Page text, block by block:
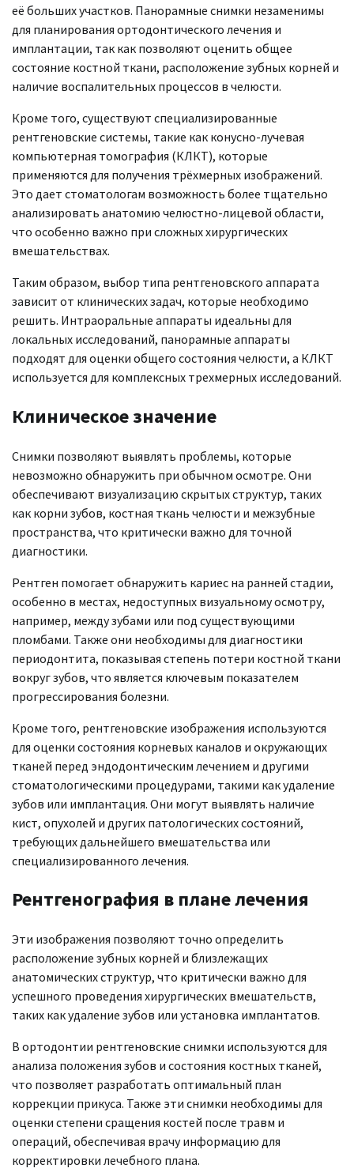
её больших участков. Панорамные снимки незаменимы
для планирования ортодонтического лечения и
имплантации, так как позволяют оценить общее
состояние костной ткани, расположение зубных корней и
наличие воспалительных процессов в челюсти.
Кроме того, существуют специализированные
рентгеновские системы, такие как конусно-лучевая
компьютерная томография (КЛКТ), которые
применяются для получения трёхмерных изображений.
Это дает стоматологам возможность более тщательно
анализировать анатомию челюстно-лицевой области,
что особенно важно при сложных хирургических
вмешательствах.
Таким образом, выбор типа рентгеновского аппарата
зависит от клинических задач, которые необходимо
решить. Интраоральные аппараты идеальны для
локальных исследований, панорамные аппараты
подходят для оценки общего состояния челюсти, а КЛКТ
используется для комплексных трехмерных исследований.
Клиническое значение
Снимки позволяют выявлять проблемы, которые
невозможно обнаружить при обычном осмотре. Они
обеспечивают визуализацию скрытых структур, таких
как корни зубов, костная ткань челюсти и межзубные
пространства, что критически важно для точной
диагностики.
Рентген помогает обнаружить кариес на ранней стадии,
особенно в местах, недоступных визуальному осмотру,
например, между зубами или под существующими
пломбами. Также они необходимы для диагностики
периодонтита, показывая степень потери костной ткани
вокруг зубов, что является ключевым показателем
прогрессирования болезни.
Кроме того, рентгеновские изображения используются
для оценки состояния корневых каналов и окружающих
тканей перед эндодонтическим лечением и другими
стоматологическими процедурами, такими как удаление
зубов или имплантация. Они могут выявлять наличие
кист, опухолей и других патологических состояний,
требующих дальнейшего вмешательства или
специализированного лечения.
Рентгенография в плане лечения
Эти изображения позволяют точно определить
расположение зубных корней и близлежащих
анатомических структур, что критически важно для
успешного проведения хирургических вмешательств,
таких как удаление зубов или установка имплантатов.
В ортодонтии рентгеновские снимки используются для
анализа положения зубов и состояния костных тканей,
что позволяет разработать оптимальный план
коррекции прикуса. Также эти снимки необходимы для
оценки степени сращения костей после травм и
операций, обеспечивая врачу информацию для
корректировки лечебного плана.